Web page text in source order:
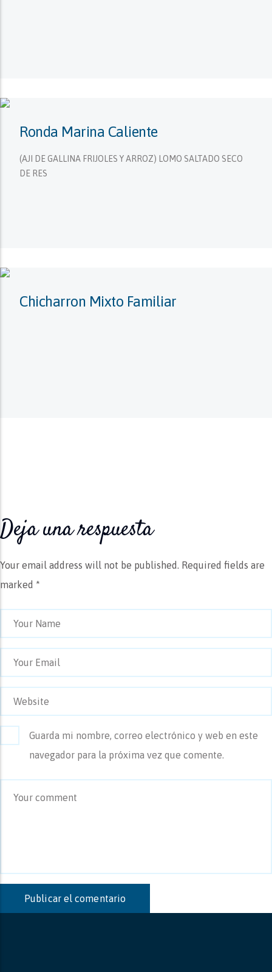
Ronda Marina Caliente
(AJI DE GALLINA FRIJOLES Y ARROZ) LOMO SALTADO SECO
DE RES
Chicharron Mixto Familiar
Deja una respuesta
Your email address will not be published. Required fields are
marked *
Guarda mi nombre, correo electrónico y web en este
navegador para la próxima vez que comente.